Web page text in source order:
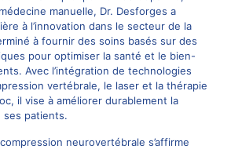
manuelle, Dr. Desforges a
à l’innovation dans le secteur de la
à fournir des soins basés sur des
pour optimiser la santé et le bien-
Avec l’intégration de technologies
vertébrale, le laseret la thérapie
il vise à améliorer durablement la
ses patients.
neurovertébrale s’affirme